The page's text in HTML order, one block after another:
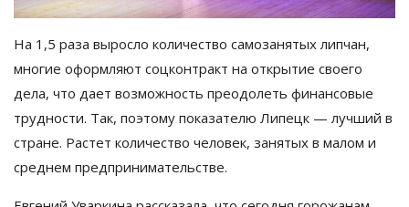
На 1,5 раза выросло количество самозанятых липчан,
многие оформляют соцконтракт на открытие своего
дела, что дает возможность преодолеть финансовые
трудности. Так, поэтому показателю Липецк — лучший в
стране. Растет количество человек, занятых в малом и
среднем предпринимательстве.